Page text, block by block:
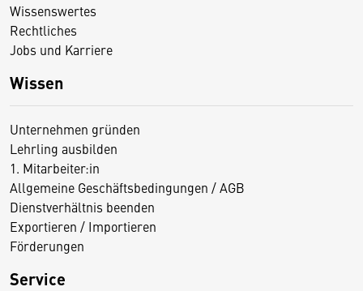
Wissenswertes
Rechtliches
Jobs und Karriere
Wissen
Unternehmen gründen
Lehrling ausbilden
1. Mitarbeiter:in
Allgemeine Geschäftsbedingungen / AGB
Dienstverhältnis beenden
Exportieren / Importieren
Förderungen
Service